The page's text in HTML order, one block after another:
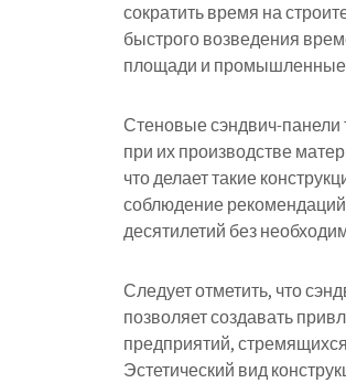
сократить время на
быстрого возведения
площади и промышленные
Стеновые сэндвич-панели
при их производстве
что делает такие
соблюдение
десятилетий без
Следует отметить, что
позволяет создавать
предприятий,
Эстетический вид